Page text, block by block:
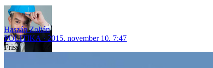
Haszán Zoltán
POLITIKA
2015. november 10. 7:47
Friss